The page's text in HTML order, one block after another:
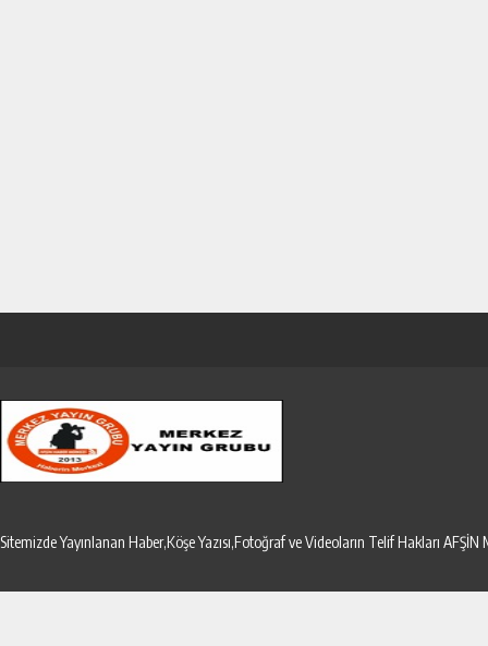
Sitemizde Yayınlanan Haber,Köşe Yazısı,Fotoğraf ve Videoların Telif Hakları